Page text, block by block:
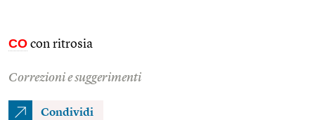
CO con ritrosia
Correzioni e suggerimenti
Condividi